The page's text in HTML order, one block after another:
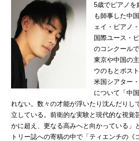
5歳でピアノを
も師事した中
ェイ・ピアノ
国際ユース・
のコンクール
東京や中国の
ウのもとボス
米国シアター
について「中
れない。数々の才能が浮いたり沈んだり
立している。前衛的な実験と現代的な視
かに超え、更なる高みへと向かっている
トリー誌への寄稿の中で「ティエンチの